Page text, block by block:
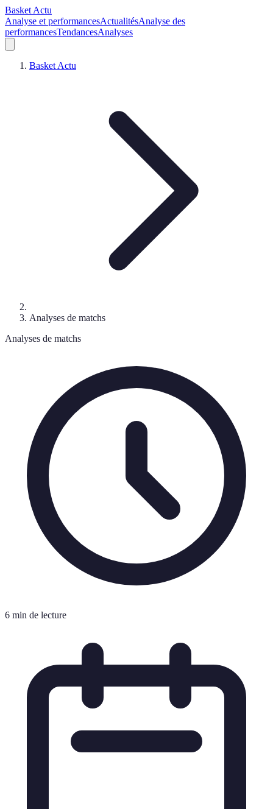
Basket Actu
Analyse et performancesActualitésAnalyse des
performancesTendancesAnalyses
Basket Actu
Analyses de matchs
Analyses de matchs
6 min de lecture